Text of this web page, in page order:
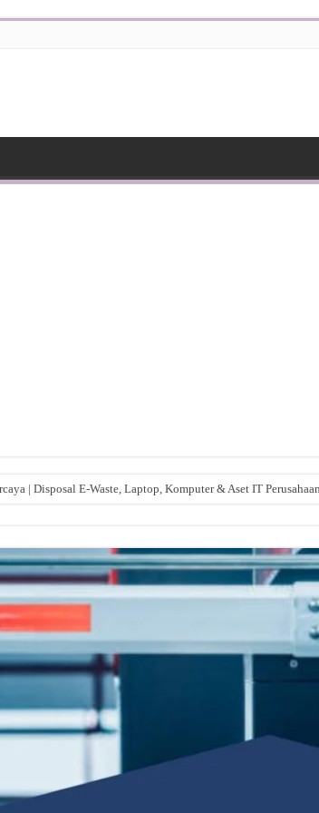
| Disposal E-Waste, Laptop, Komputer & Aset IT